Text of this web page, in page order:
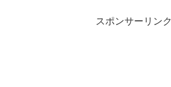
スポンサーリンク